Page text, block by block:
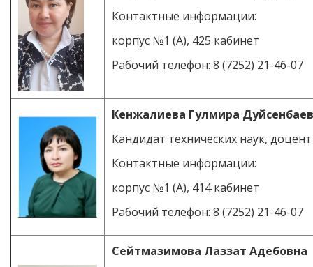
Контактные информации:
корпус №1 (А), 425 кабинет
Рабочий телефон: 8 (7252) 21-46-07
Кенжалиева Гулмира
Кандидат технических наук, доцент
Контактные информации:
корпус №1 (А), 414 кабинет
Рабочий телефон: 8 (7252) 21-46-07
Сейтмазимова Лаззат Адебовна